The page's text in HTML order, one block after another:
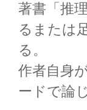
著書「推
るまたは
る。
作者自身
ードで論